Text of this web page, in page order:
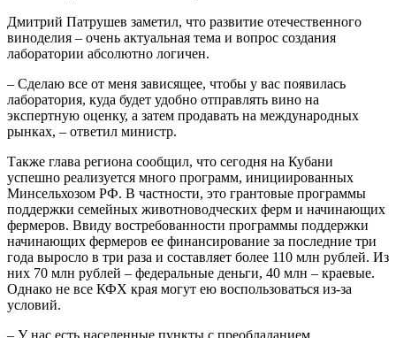
Дмитрий Патрушев заметил, что развитие отечественного
виноделия – очень актуальная тема и вопрос создания
лаборатории абсолютно логичен.
– Сделаю все от меня зависящее, чтобы у вас появилась
лаборатория, куда будет удобно отправлять вино на
экспертную оценку, а затем продавать на международных
рынках, – ответил министр.
Также глава региона сообщил, что сегодня на Кубани
успешно реализуется много программ, инициированных
Минсельхозом РФ. В частности, это грантовые программы
поддержки семейных животноводческих ферм и начинающих
фермеров. Ввиду востребованности программы поддержки
начинающих фермеров ее финансирование за последние три
года выросло в три раза и составляет более 110 млн рублей. Из
них 70 млн рублей – федеральные деньги, 40 млн – краевые.
Однако не все КФХ края могут ею воспользоваться из-за
условий.
– У нас есть населенные пункты с преобладанием